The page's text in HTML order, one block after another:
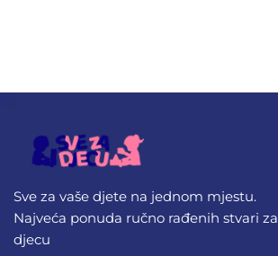
Sve za vaše djete na jednom mjestu.
Najveća ponuda ručno rađenih stvari za
djecu